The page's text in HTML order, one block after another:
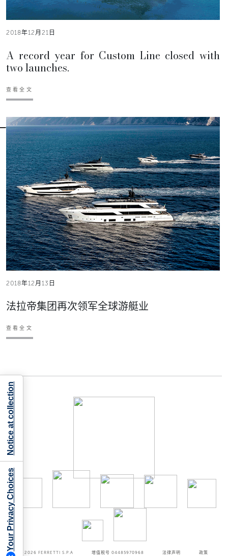
2018年12月21日
A record year for Custom Line closed with
two launches.
查看全文
2018年12月13日
法拉帝集团再次领军全球游艇业
查看全文
©2026 FERRETTI S.P.A 增值税号 04485970968 法律声明 政策
Your Privacy Choices
Notice at collection